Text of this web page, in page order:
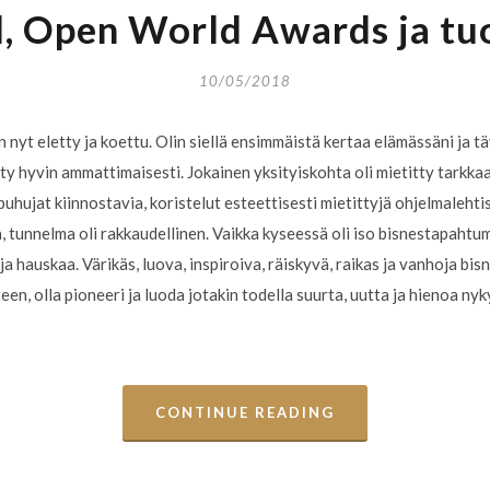
Open World Awards ja
10/05/2018
nyt eletty ja koettu. Olin siellä ensimmäistä kertaa elämässäni ja
hyvin ammattimaisesti. Jokainen yksityiskohta oli mietitty
kiinnostavia, koristelut esteettisesti mietittyjä
oli rakkaudellinen. Vaikka kyseessä oli iso
hauskaa. Värikäs, luova, inspiroiva, räiskyvä, raikas ja vanhoja
olla pioneeri ja luoda jotakin todella suurta, uutta ja hienoa
CONTINUE READING